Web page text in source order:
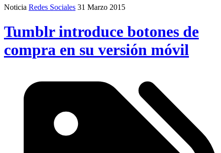
Noticia Redes Sociales 31 Marzo 2015
Tumblr introduce botones de
compra en su versión móvil